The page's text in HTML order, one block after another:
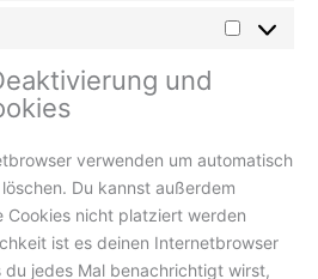
Marketing
und
verwenden um automatisch
Du kannst außerdem
Cookies nicht platziert werden
ist es deinen Internetbrowser
jedes Mal benachrichtigt wirst,